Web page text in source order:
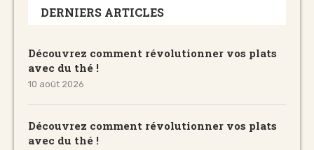
DERNIERS ARTICLES
Découvrez comment révolutionner vos plats
avec du thé !
10 août 2026
Découvrez comment révolutionner vos plats
avec du thé !